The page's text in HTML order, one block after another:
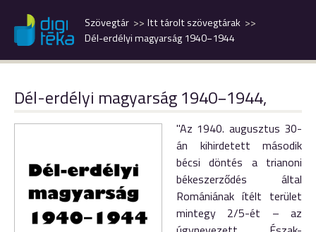
Dél-erdélyi magyarság 1940−1944
Itt tárolt szövegtárak
Szövegtár
Dél-erdélyi magyarság 1940−1944,
"Az 1940. augusztus 30-
án kihirdetett második
bécsi döntés a trianoni
békeszerződés által
Romániának ítélt terület
mintegy 2/5-ét – az